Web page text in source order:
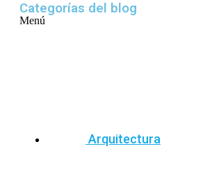
Categorías del blog
Menú
Arquitectura